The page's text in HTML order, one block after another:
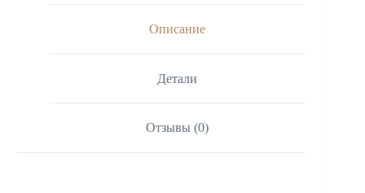
Описание
Детали
Отзывы (0)